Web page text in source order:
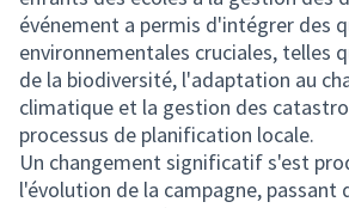
événement a permis d'intégrer des
environnementales cruciales, telles
de la biodiversité, l'adaptation au
climatique et la gestion des
processus de planification locale.
Un changement significatif s'est
l'évolution de la campagne, passant